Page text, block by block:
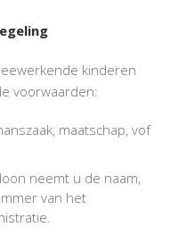
kinderen
voorwaarden:
maatschap, vof
neemt u de naam,
van het